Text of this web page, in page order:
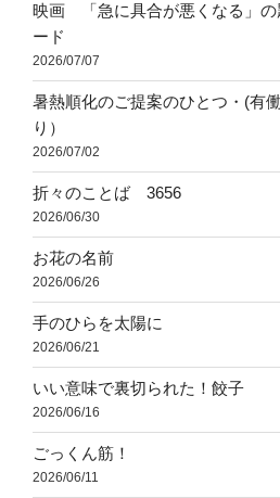
映画 「急に具合が悪くなる」の
ード
2026/07/07
暑熱順化のご提案のひとつ・(有
り）
2026/07/02
折々のことば 3656
2026/06/30
お花の名前
2026/06/26
手のひらを太陽に
2026/06/21
いい意味で裏切られた！餃子
2026/06/16
ごっくん筋！
2026/06/11